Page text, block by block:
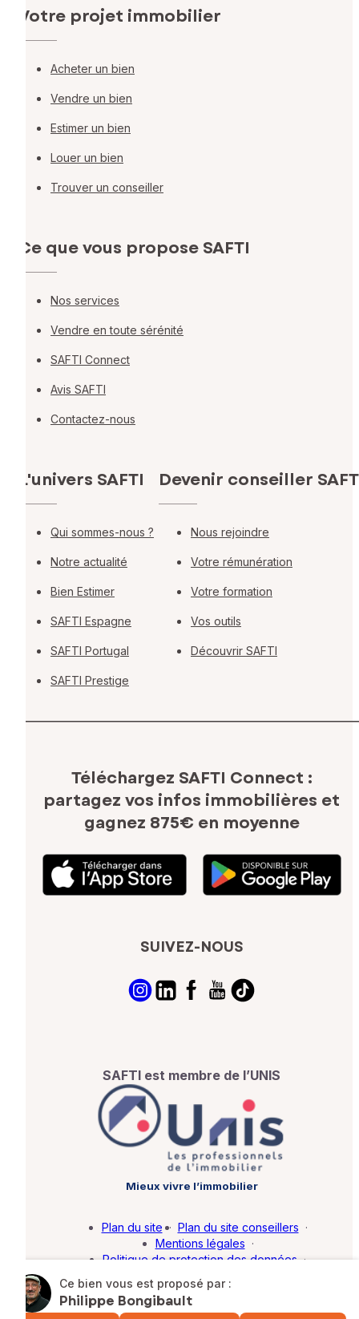
Ce bien vous est proposé par :
Philippe Bongibault
Votre projet immobilier
Acheter un bien
Vendre un bien
Estimer un bien
Louer un bien
Trouver un conseiller
Ce que vous propose SAFTI
Nos services
Vendre en toute sérénité
SAFTI Connect
Avis SAFTI
Contactez-nous
L'univers SAFTI
Qui sommes-nous ?
Notre actualité
Bien Estimer
SAFTI Espagne
SAFTI Portugal
SAFTI Prestige
Devenir conseiller
Nous rejoindre
Votre rémunération
Votre formation
Vos outils
Découvrir SAFTI
Téléchargez SAFTI Connect :
partagez vos infos immobilières et
gagnez 875€ en moyenne
SUIVEZ-NOUS
SAFTI est membre de l’UNIS
Mieux vivre l’immobilier
© SAFTI 2026. Tous droits réservés.
Plan du site · Plan du site conseillers ·
Mentions légales ·
Politique de protection des données ·